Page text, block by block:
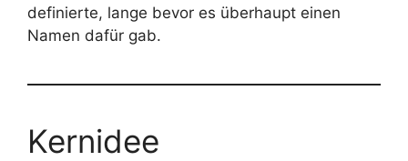
definierte, lange bevor es überhaupt einen
Namen dafür gab.
Kernidee